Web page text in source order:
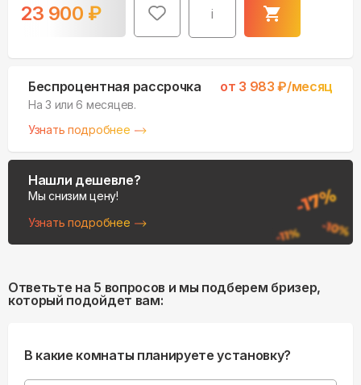
23 900 ₽ i
Беспроцентная рассрочка от 3 983 ₽/месяц
На 3 или 6 месяцев.
Узнать подробнее
Нашли дешевле?
Мы снизим цену!
Узнать подробнее
Ответьте на 5 вопросов и мы подберем бризер,
который подойдет вам:
В какие комнаты планируете установку?